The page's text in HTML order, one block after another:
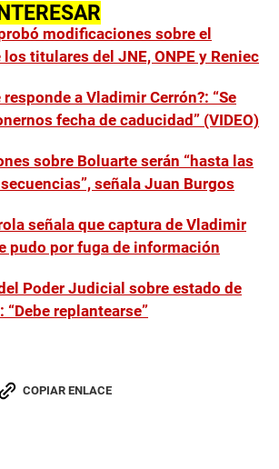
modificaciones sobre el
titulares del JNE, ONPE y Reniec
a Vladimir Cerrón?: “Se
fecha de caducidad” (VIDEO)
sobre Boluarte serán “hasta las
señala Juan Burgos
señala que captura de Vladimir
pudo por fuga de información
Poder Judicial sobre estado de
“Debe replantearse”
COPIAR ENLACE